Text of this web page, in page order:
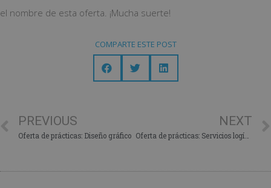
el nombre de esta oferta. ¡Mucha suerte!
COMPARTE ESTE POST
PREVIOUS
Oferta de prácticas: Diseño gráfico
NEXT
Oferta de prácticas: Servicios logísticos